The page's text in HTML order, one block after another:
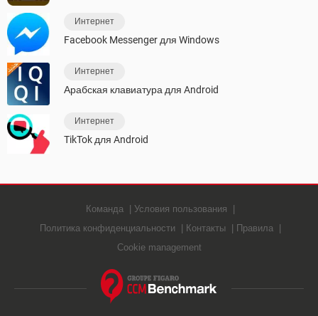
Интернет
Facebook Messenger для Windows
Интернет
Арабская клавиатура для Android
Интернет
TikTok для Android
Команда
Условия пользования
Политика конфиденциальности
Контакты
Правила
Cookie management